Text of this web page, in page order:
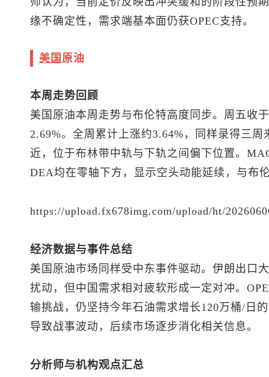
缘不确定性，需求端基本面仍获OPEC支持。
美国 原油
本周走势回顾
美国原油本周走势与布伦特高度同步。周五收
2.69%。全周累计上涨约3.64%，同样录得三
近，位于布林带中轨与下轨之间偏下位置。
DEA均在零轴下方，显示空头动能延续，与布
https://upload.fx678img.com/upload/ht/
经济数据与事件总结
美国原油市场同样受中东事件驱动。伊朗出口
扰动，但中国需求相对疲软形成一定对冲。
输挑战，仍坚持今年石油需求增长120万桶/日
导致战事波动，后续市场逐步消化相关信息。
分析师与机构观点汇总